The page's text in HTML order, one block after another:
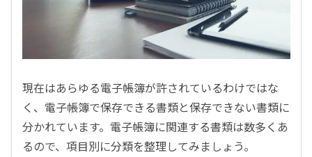
現在はあらゆる電子帳簿が許されているわけではな
く、電子帳簿で保存できる書類と保存できない書類に
分かれています。電子帳簿に関連する書類は数多くあ
るので、項目別に分類を整理してみましょう。